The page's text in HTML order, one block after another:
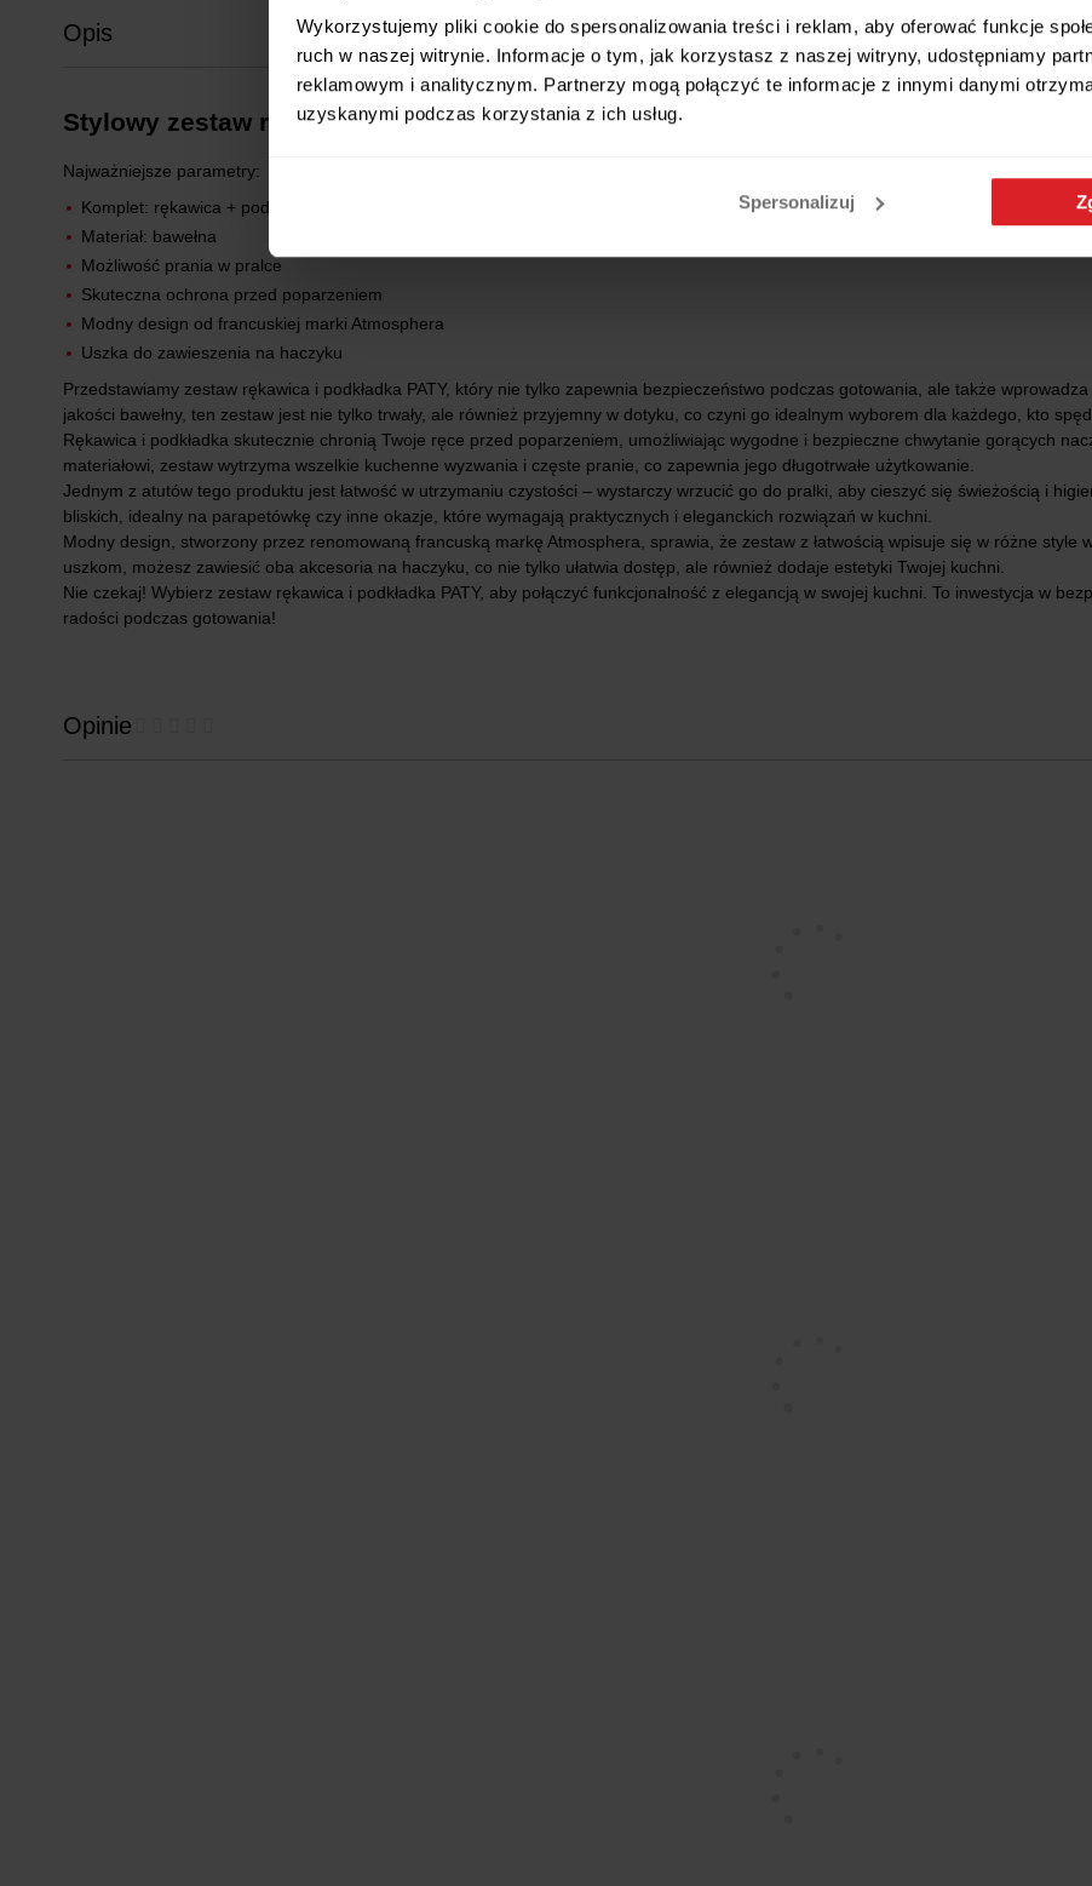
Wykorzystujemy pliki cookie do spersonalizowania treści i reklam, aby oferować funkcje
ruch w naszej witrynie. Informacje o tym, jak korzystasz z naszej witryny, udostępniamy
reklamowym i analitycznym. Partnerzy mogą połączyć te informacje z innymi danymi
uzyskanymi podczas korzystania z ich usług.
Spersonalizuj
Opis
Stylowy zestaw rękawica i podkładka PATY - bezpieczeństwo i elegancja w Twojej
Najważniejsze parametry:
Komplet: rękawica + podkładka PATY
Materiał: bawełna
Możliwość prania w pralce
Skuteczna ochrona przed poparzeniem
Modny design od francuskiej marki Atmosphera
Uszka do zawieszenia na haczyku
Przedstawiamy zestaw rękawica i podkładka PATY, który nie tylko zapewnia bezpieczeństwo podczas gotowania, ale także
jakości bawełny, ten zestaw jest nie tylko trwały, ale również przyjemny w dotyku, co czyni go idealnym wyborem dla każdego, kto
Rękawica i podkładka skutecznie chronią Twoje ręce przed poparzeniem, umożliwiając wygodne i bezpieczne chwytanie gorących
materiałowi, zestaw wytrzyma wszelkie kuchenne wyzwania i częste pranie, co zapewnia jego długotrwałe użytkowanie.
Jednym z atutów tego produktu jest łatwość w utrzymaniu czystości – wystarczy wrzucić go do pralki, aby cieszyć się świeżością i
bliskich, idealny na parapetówkę czy inne okazje, które wymagają praktycznych i eleganckich rozwiązań w kuchni.
Modny design, stworzony przez renomowaną francuską markę Atmosphera, sprawia, że zestaw z łatwością wpisuje się w różne
uszkom, możesz zawiesić oba akcesoria na haczyku, co nie tylko ułatwia dostęp, ale również dodaje estetyki Twojej kuchni.
Nie czekaj! Wybierz zestaw rękawica i podkładka PATY, aby połączyć funkcjonalność z elegancją w swojej kuchni. To inwestycja w
radości podczas gotowania!
Opinie